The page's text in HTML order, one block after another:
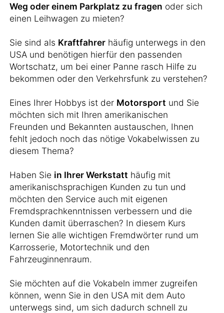
Weg oder einem Parkplatz zu fragen oder sich
einen Leihwagen zu mieten?
Sie sind als Kraftfahrer häufig unterwegs in den
USA und benötigen hierfür den passenden
Wortschatz, um bei einer Panne rasch Hilfe zu
bekommen oder den Verkehrsfunk zu verstehen?
Eines Ihrer Hobbys ist der Motorsport und Sie
möchten sich mit Ihren amerikanischen
Freunden und Bekannten austauschen, Ihnen
fehlt jedoch noch das nötige Vokabelwissen zu
diesem Thema?
Haben Sie in Ihrer Werkstatt häufig mit
amerikanischsprachigen Kunden zu tun und
möchten den Service auch mit eigenen
Fremdsprachkenntnissen verbessern und die
Kunden damit überraschen? In diesem Kurs
lernen Sie alle wichtigen Fremdwörter rund um
Karrosserie, Motortechnik und den
Fahrzeuginnenraum.
Sie möchten auf die Vokabeln immer zugreifen
können, wenn Sie in den USA mit dem Auto
unterwegs sind, um sich dadurch schnell zu